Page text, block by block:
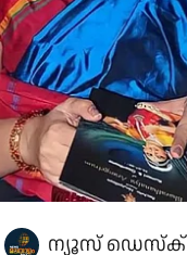
ന്യൂസ് ഡെസ്ക്